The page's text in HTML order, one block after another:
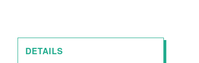
DETAILS